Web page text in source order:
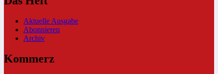
Aktuelle Ausgabe
Abonnieren
Archiv
Kommerz